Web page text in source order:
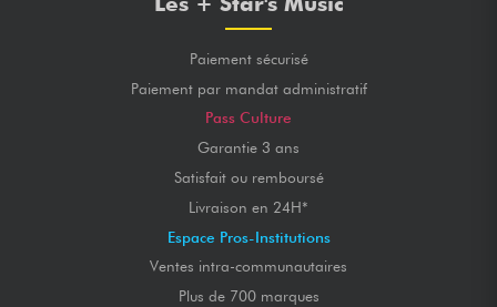
Paiement sécurisé
Paiement par mandat administratif
Pass Culture
Garantie 3 ans
Satisfait ou remboursé
Livraison en 24H*
Espace Pros-Institutions
Ventes intra-communautaires
Plus de 700 marques